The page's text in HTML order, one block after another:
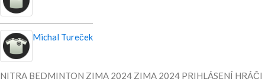
Michal Tureček
NITRA BEDMINTON ZIMA 2024 ZIMA 2024 PRIHLÁSENÍ HRÁČI